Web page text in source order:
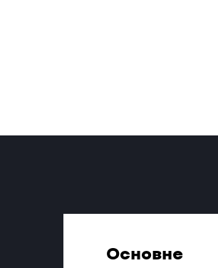
Основне